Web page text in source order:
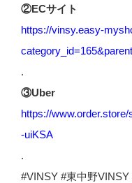
②ECサイト
https://vinsy.easy-
.
③Uber
https://
-uiKSA
.
#VINSY #東中野VINSY